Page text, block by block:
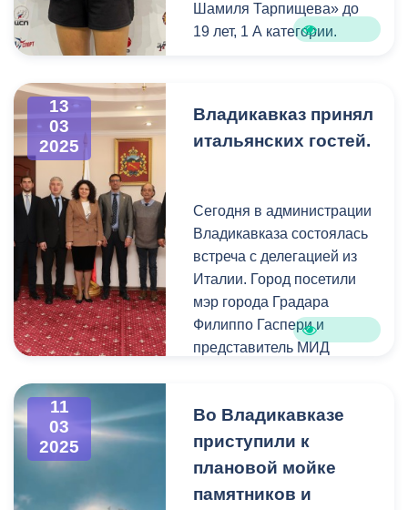
Шамиля Тарпищева» до
19 лет, 1 А категории.
13
03
2025
Владикавказ принял
итальянских гостей.
Сегодня в администрации
Владикавказа состоялась
встреча с делегацией из
Италии. Город посетили
мэр города Градара
Филиппо Гаспери и
представитель МИД
На встрече
присутствовали
11
03
2025
Во Владикавказе
приступили к
плановой мойке
памятников и